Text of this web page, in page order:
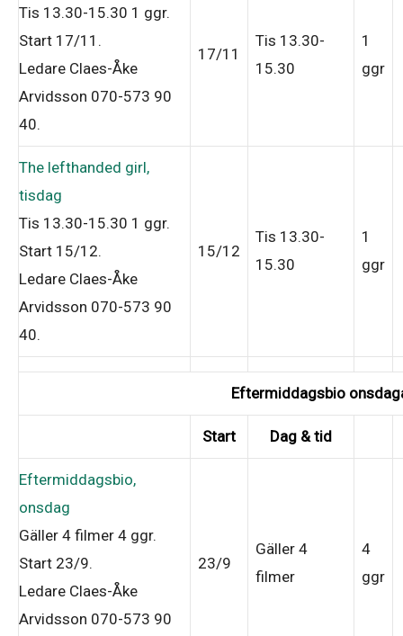
Tis 13.30-15.30 1 ggr.
Start 17/11 .
Ledare Claes-Åke
Arvidsson 070-573 90
40.
17/11
Tis 13.30-
15.30
1
ggr
The lefthanded girl,
tisdag
Tis 13.30-15.30 1 ggr.
Start 15/12.
Ledare Claes-Åke
Arvidsson 070-573 90
40.
15/12
Tis 13.30-
15.30
1
ggr
Eftermiddagsbio
Start Dag & tid
Eftermiddagsbio,
onsdag
Gäller 4 filmer 4 ggr.
Start 23/9.
Ledare Claes-Åke
Arvidsson 070-573 90
23/9
Gäller 4
filmer
4
ggr